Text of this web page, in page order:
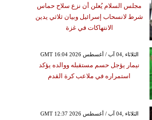
مجلس السلام يُعلن أن نزع سلاح حماس
شرط لانسحاب إسرائيل وبيان ثلاثي يدين
الانتهاكات في غزة
GMT 16:04 2026 الثلاثاء ,04 آب / أغسطس
نيمار يؤجل حسم مستقبله ووالده يؤكد
استمراره في ملاعب كرة القدم
GMT 12:37 2026 الثلاثاء ,04 آب / أغسطس